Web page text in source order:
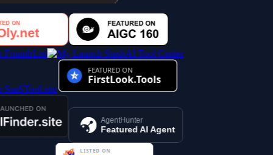
AI Tool Center
AgentHunter
Featured AI Agent